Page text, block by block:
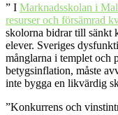
” I Marknadsskolan i
resurser och försämrad
skolorna bidrar till sänkt
elever. Sveriges
månglarna i templet och
betygsinflation, måste
inte bygga en likvärdig
”Konkurrens och